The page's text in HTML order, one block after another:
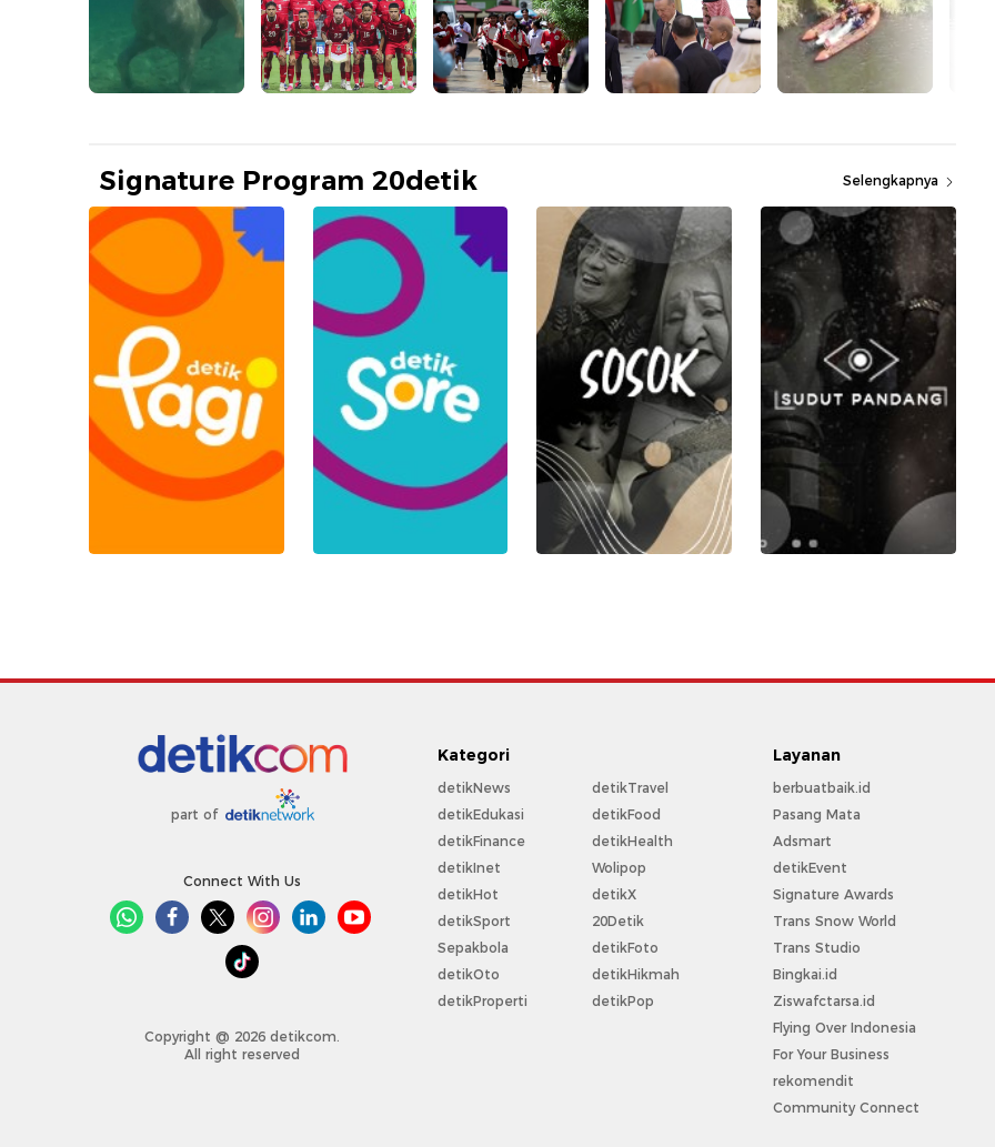
Signature Program 20detik Selengkapnya
part of
Connect With Us
Copyright @ 2026 detikcom.
All right reserved
Kategori
detikNews
detikEdukasi
detikFinance
detikInet
detikHot
detikSport
Sepakbola
detikOto
detikProperti
detikTravel
detikFood
detikHealth
Wolipop
detikX
20Detik
detikFoto
detikHikmah
detikPop
Layanan
berbuatbaik.id
Pasang Mata
Adsmart
detikEvent
Signature Awards
Trans Snow World
Trans Studio
Bingkai.id
Ziswafctarsa.id
Flying Over Indonesia
For Your Business
rekomendit
Community Connect